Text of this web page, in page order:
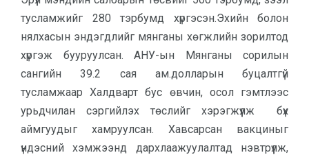
тусламжийг 280 тэрбумд хүргэсэн.Эхийн болон
нялхасын эндэгдлийг мянганы хөгжлийн зорилтод
хүргэж бууруулсан. АНУ-ын Mянганы сорилын
сангийн 39.2 сая ам.долларын буцалтгүй
тусламжаар Халдварт бус өвчин, осол гэмтлээс
урьдчилан сэргийлэх төслийг хэрэгжүүлж бүх
аймгуудыг хамруулсан. Хавсарсан вакциныг
үндэсний хэмжээнд дархлаажуулалтад нэвтрүүлж,